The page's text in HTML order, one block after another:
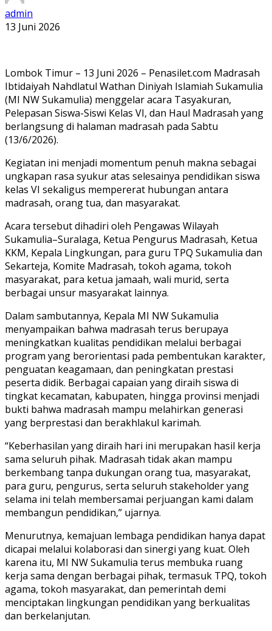
admin
13 Juni 2026
Lombok Timur – 13 Juni 2026 – Penasilet.com Madrasah
Ibtidaiyah Nahdlatul Wathan Diniyah Islamiah Sukamulia
(MI NW Sukamulia) menggelar acara Tasyakuran,
Pelepasan Siswa-Siswi Kelas VI, dan Haul Madrasah yang
berlangsung di halaman madrasah pada Sabtu
(13/6/2026).
Kegiatan ini menjadi momentum penuh makna sebagai
ungkapan rasa syukur atas selesainya pendidikan siswa
kelas VI sekaligus mempererat hubungan antara
madrasah, orang tua, dan masyarakat.
Acara tersebut dihadiri oleh Pengawas Wilayah
Sukamulia–Suralaga, Ketua Pengurus Madrasah, Ketua
KKM, Kepala Lingkungan, para guru TPQ Sukamulia dan
Sekarteja, Komite Madrasah, tokoh agama, tokoh
masyarakat, para ketua jamaah, wali murid, serta
berbagai unsur masyarakat lainnya.
Dalam sambutannya, Kepala MI NW Sukamulia
menyampaikan bahwa madrasah terus berupaya
meningkatkan kualitas pendidikan melalui berbagai
program yang berorientasi pada pembentukan karakter,
penguatan keagamaan, dan peningkatan prestasi
peserta didik. Berbagai capaian yang diraih siswa di
tingkat kecamatan, kabupaten, hingga provinsi menjadi
bukti bahwa madrasah mampu melahirkan generasi
yang berprestasi dan berakhlakul karimah.
“Keberhasilan yang diraih hari ini merupakan hasil kerja
sama seluruh pihak. Madrasah tidak akan mampu
berkembang tanpa dukungan orang tua, masyarakat,
para guru, pengurus, serta seluruh stakeholder yang
selama ini telah membersamai perjuangan kami dalam
membangun pendidikan,” ujarnya.
Menurutnya, kemajuan lembaga pendidikan hanya dapat
dicapai melalui kolaborasi dan sinergi yang kuat. Oleh
karena itu, MI NW Sukamulia terus membuka ruang
kerja sama dengan berbagai pihak, termasuk TPQ, tokoh
agama, tokoh masyarakat, dan pemerintah demi
menciptakan lingkungan pendidikan yang berkualitas
dan berkelanjutan.